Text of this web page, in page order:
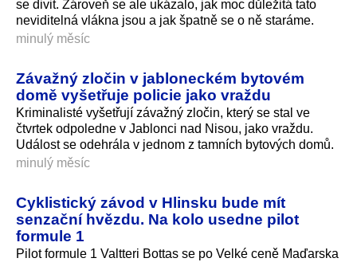
se divit. Zároveň se ale ukázalo, jak moc důležitá tato
neviditelná vlákna jsou a jak špatně se o ně staráme.
minulý měsíc
Závažný zločin v jabloneckém bytovém
domě vyšetřuje policie jako vraždu
Kriminalisté vyšetřují závažný zločin, který se stal ve
čtvrtek odpoledne v Jablonci nad Nisou, jako vraždu.
Událost se odehrála v jednom z tamních bytových domů.
minulý měsíc
Cyklistický závod v Hlinsku bude mít
senzační hvězdu. Na kolo usedne pilot
formule 1
Pilot formule 1 Valtteri Bottas se po Velké ceně Maďarska